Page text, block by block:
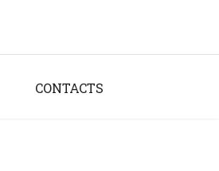
CONTACTS